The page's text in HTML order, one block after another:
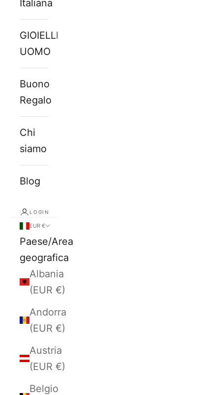
Italiana
GIOIELLI
UOMO
Buono
Regalo
Chi
siamo
Blog
LOGIN
EUR €
Paese/Area
geografica
Albania
(EUR €)
Andorra
(EUR €)
Austria
(EUR €)
Belgio